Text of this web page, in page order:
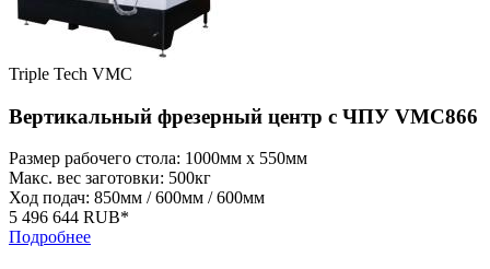
Triple Tech VMC
Вертикальный фрезерный центр с ЧПУ VMC866
Размер рабочего стола: 1000мм x 550мм
Макс. вес заготовки: 500кг
Ход подач: 850мм / 600мм / 600мм
5 496 644 RUB*
Подробнее